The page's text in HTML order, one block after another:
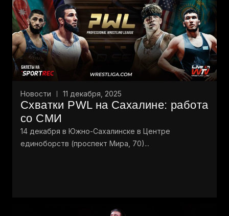
Новости 11 декабря, 2025
Схватки PWL на Сахалине: работа
со СМИ
14 декабря в Южно-Сахалинске в Центре
единоборств (проспект Мира, 70)...